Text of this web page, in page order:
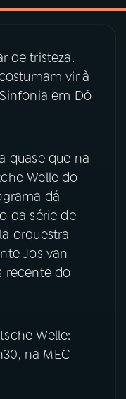
de tristeza.
vir à
em Dó
quase que na
Welle do
dá
da série de
orquestra
Jos van
recente do
Welle:
na MEC